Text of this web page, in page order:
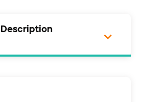
Description